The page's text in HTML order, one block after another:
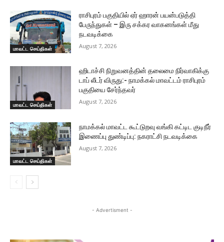
மாவட்ட செய்திகள்
ராசிபுரம் பகுதியில் ஏர் ஹாரன் பயன்படுத்தி
பேருந்துகள் – இரு சக்கர வாகனங்கள் மீது
நடவடிக்கை
August 7, 2026
மாவட்ட செய்திகள்
ஹிடாச்சி நிறுவனத்தின் தலைமை நிர்வாகிக்கு
டாப் லீடர் விருது:- நாமக்கல் மாவட்டம் ராசிபுரம்
பகுதியை சேர்ந்தவர்
August 7, 2026
மாவட்ட செய்திகள்
நாமக்கல் மாவட்ட கூட்டுறவு வங்கி கட்டிட குடிநீர்
இணைப்பு துண்டிப்பு: நகராட்சி நடவடிக்கை
August 7, 2026
- Advertisment -